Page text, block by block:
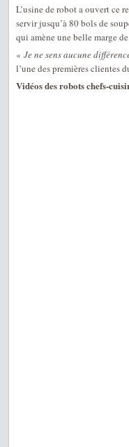
L’usine de robot a ouvert ce
servir jusqu’à 80 bols de
qui amène une belle marge
« Je ne sens aucune
l’une des premières clientes
Vidéos des robots chefs-